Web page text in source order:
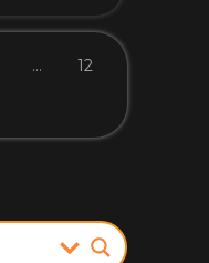
… 12